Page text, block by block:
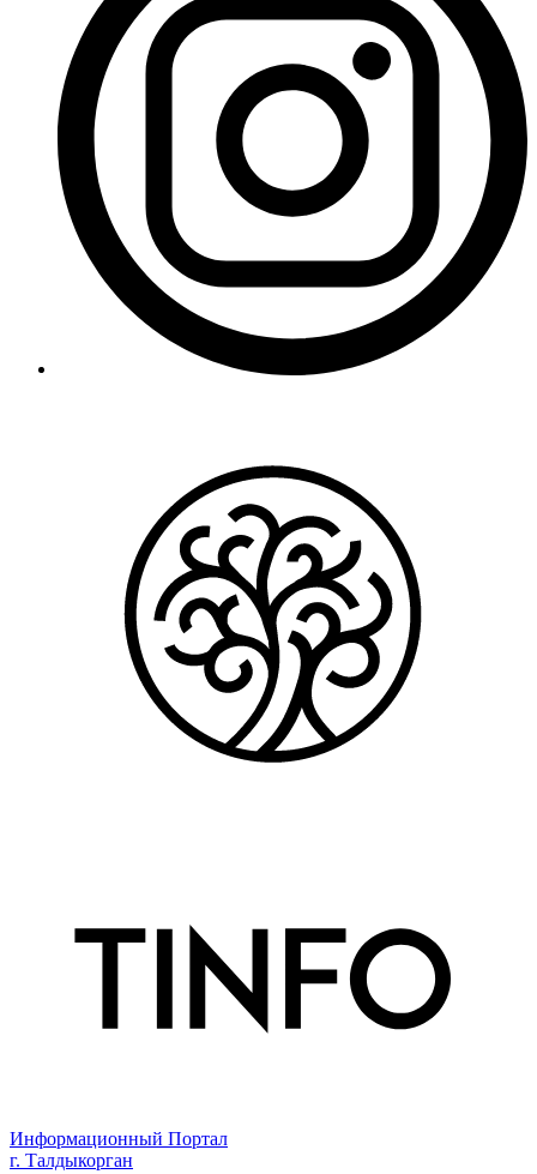
Информационный Портал
г. Талдыкорган